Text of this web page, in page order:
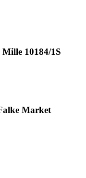
10184/1S
Market